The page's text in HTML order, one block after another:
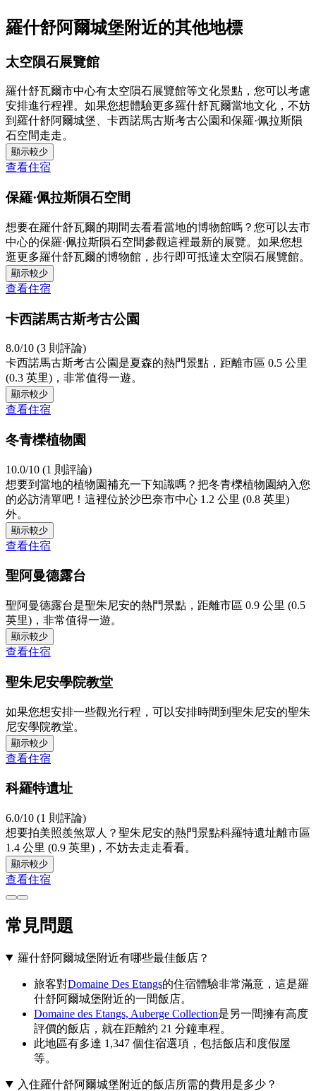
羅什舒阿爾城堡附近的其他地標
太空隕石展覽館
羅什舒瓦爾市中心有太空隕石展覽館等文化景點，您可以考慮
安排進行程裡。如果您想體驗更多羅什舒瓦爾當地文化，不妨
到羅什舒阿爾城堡、卡西諾馬古斯考古公園和保羅·佩拉斯隕
石空間走走。
顯示較少
查看住宿
保羅·佩拉斯隕石空間
想要在羅什舒瓦爾的期間去看看當地的博物館嗎？您可以去市
中心的保羅·佩拉斯隕石空間參觀這裡最新的展覽。如果您想
逛更多羅什舒瓦爾的博物館，步行即可抵達太空隕石展覽館。
顯示較少
查看住宿
卡西諾馬古斯考古公園
8.0/10 (3 則評論)
卡西諾馬古斯考古公園是夏森的熱門景點，距離市區 0.5 公里
(0.3 英里)，非常值得一遊。
顯示較少
查看住宿
冬青櫟植物園
10.0/10 (1 則評論)
想要到當地的植物園補充一下知識嗎？把冬青櫟植物園納入您
的必訪清單吧！這裡位於沙巴奈市中心 1.2 公里 (0.8 英里)
外。
顯示較少
查看住宿
聖阿曼德露台
聖阿曼德露台是聖朱尼安的熱門景點，距離市區 0.9 公里 (0.5
英里)，非常值得一遊。
顯示較少
查看住宿
聖朱尼安學院教堂
如果您想安排一些觀光行程，可以安排時間到聖朱尼安的聖朱
尼安學院教堂。
顯示較少
查看住宿
科羅特遺址
6.0/10 (1 則評論)
想要拍美照羨煞眾人？聖朱尼安的熱門景點科羅特遺址離市區
1.4 公里 (0.9 英里)，不妨去走走看看。
顯示較少
查看住宿
常見問題
羅什舒阿爾城堡附近有哪些最佳飯店？
旅客對Domaine Des Etangs的住宿體驗非常滿意，這是羅
什舒阿爾城堡附近的一間飯店。
Domaine des Etangs, Auberge Collection是另一間擁有高度
評價的飯店，就在距離約 21 分鐘車程。
此地區有多達 1,347 個住宿選項，包括飯店和度假屋
等。
入住羅什舒阿爾城堡附近的飯店所需的費用是多少？